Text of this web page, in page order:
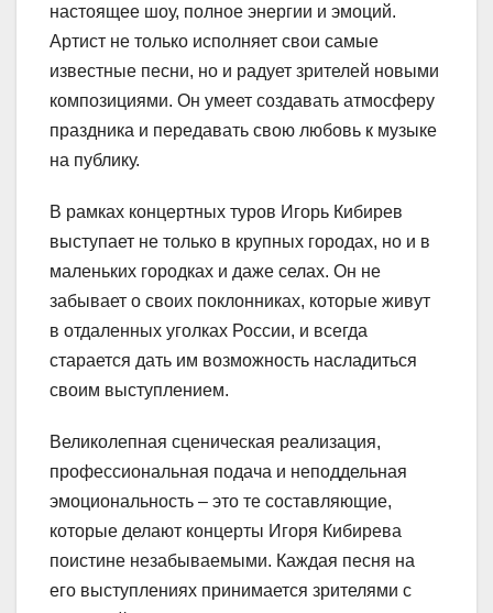
настоящее шоу, полное энергии и эмоций.
Артист не только исполняет свои самые
известные песни, но и радует зрителей новыми
композициями. Он умеет создавать атмосферу
праздника и передавать свою любовь к музыке
на публику.
В рамках концертных туров Игорь Кибирев
выступает не только в крупных городах, но и в
маленьких городках и даже селах. Он не
забывает о своих поклонниках, которые живут
в отдаленных уголках России, и всегда
старается дать им возможность насладиться
своим выступлением.
Великолепная сценическая реализация,
профессиональная подача и неподдельная
эмоциональность – это те составляющие,
которые делают концерты Игоря Кибирева
поистине незабываемыми. Каждая песня на
его выступлениях принимается зрителями с